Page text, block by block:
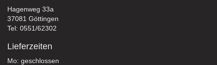
Hagenweg 33a
37081 Göttingen
Tel: 0551/62302
Lieferzeiten
Mo: geschlossen